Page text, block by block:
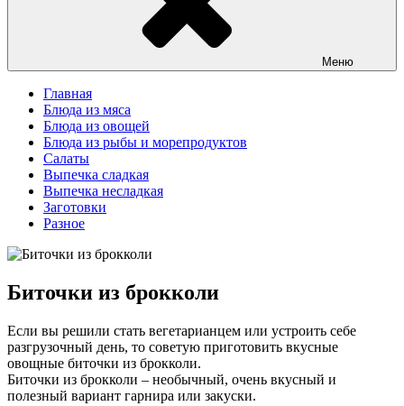
Меню
Главная
Блюда из мяса
Блюда из овощей
Блюда из рыбы и морепродуктов
Салаты
Выпечка сладкая
Выпечка несладкая
Заготовки
Разное
Биточки из брокколи
Если вы решили стать вегетарианцем или устроить себе
разгрузочный день, то советую приготовить вкусные
овощные биточки из брокколи.
Биточки из брокколи – необычный, очень вкусный и
полезный вариант гарнира или закуски.